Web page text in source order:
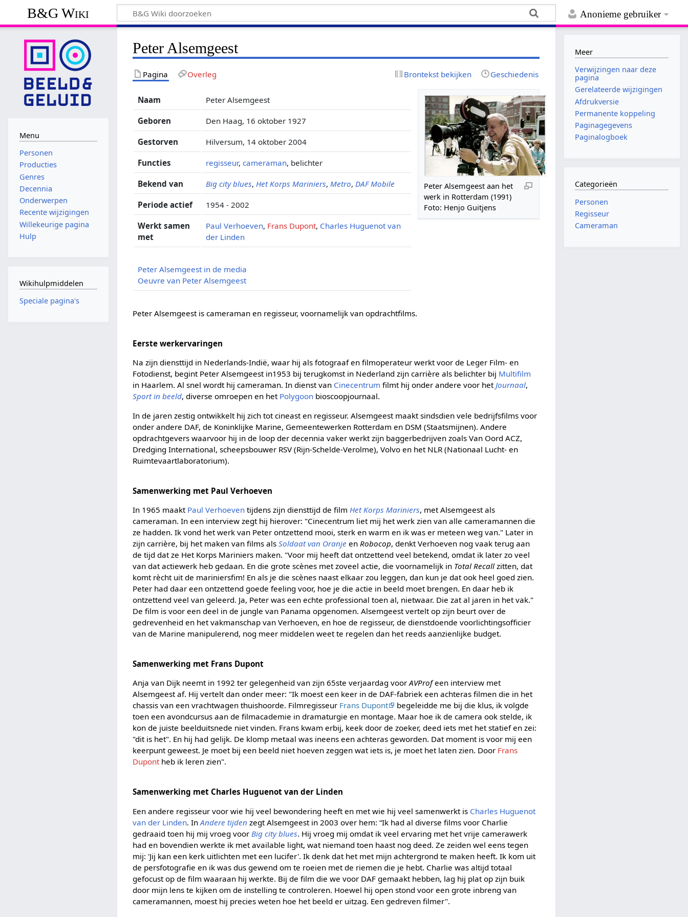
Anonieme gebruiker
B&G Wiki
Peter Alsemgeest
Pagina Overleg Brontekst bekijken Geschiedenis
Peter Alsemgeest aan het
werk in Rotterdam (1991)
Foto: Henjo Guitjens
Naam Peter Alsemgeest
Geboren Den Haag, 16 oktober 1927
Gestorven Hilversum, 14 oktober 2004
Functies regisseur,cameraman, belichter
Bekend van Big city blues, Het Korps Mariniers, Metro, DAF Mobile
Periode actief 1954 - 2002
Werkt samen
met
Paul Verhoeven, Frans Dupont, Charles Huguenot van
der Linden
Peter Alsemgeest in de media
Oeuvre van Peter Alsemgeest
Peter Alsemgeest is cameraman en regisseur, voornamelijk van opdrachtfilms.
Eerste werkervaringen
Na zijn diensttijd in Nederlands-Indië, waar hij als fotograaf en filmoperateur werkt voor de Leger Film- en
Fotodienst, begint Peter Alsemgeest in1953 bij terugkomst in Nederland zijn carrière als belichter bij Multifilm
in Haarlem. Al snel wordt hij cameraman. In dienst van Cinecentrum filmt hij onder andere voor hetJournaal,
Sport in beeld, diverse omroepen en het Polygoon bioscoopjournaal.
In de jaren zestig ontwikkelt hij zich tot cineast en regisseur. Alsemgeest maakt sindsdien vele bedrijfsfilms voor
onder andere DAF, de Koninklijke Marine, Gemeentewerken Rotterdam en DSM (Staatsmijnen). Andere
opdrachtgevers waarvoor hij in de loop der decennia vaker werkt zijn baggerbedrijven zoals Van Oord ACZ,
Dredging International, scheepsbouwer RSV (Rijn-Schelde-Verolme), Volvo en het NLR (Nationaal Lucht- en
Ruimtevaartlaboratorium).
Samenwerking met Paul Verhoeven
In 1965 maakt Paul Verhoeven tijdens zijn diensttijd de film Het Korps Mariniers, met Alsemgeest als
cameraman. In een interview zegt hij hierover: "Cinecentrum liet mij het werk zien van alle cameramannen die
ze hadden. Ik vond het werk van Peter ontzettend mooi, sterk en warm en ik was er meteen weg van." Later in
zijn carrière, bij het maken van films alsSoldaat van Oranje en Robocop, denkt Verhoeven nog vaak terug aan
de tijd dat ze Het Korps Mariniers maken. "Voor mij heeft dat ontzettend veel betekend, omdat ik later zo veel
van dat actiewerk heb gedaan. En die grote scènes met zoveel actie, die voornamelijk in Total Recall zitten, dat
komt rècht uit de mariniersfim! En als je die scènes naast elkaar zou leggen, dan kun je dat ook heel goed zien.
Peter had daar een ontzettend goede feeling voor, hoe je die actie in beeld moet brengen. En daar heb ik
ontzettend veel van geleerd. Ja, Peter was een echte professional toen al, nietwaar. Die zat al jaren in het vak."
De film is voor een deel in de jungle van Panama opgenomen. Alsemgeest vertelt op zijn beurt over de
gedrevenheid en het vakmanschap van Verhoeven, en hoe de regisseur, de dienstdoende voorlichtingsofficier
van de Marine manipulerend, nog meer middelen weet te regelen dan het reeds aanzienlijke budget.
Samenwerking met Frans Dupont
Anja van Dijk neemt in 1992 ter gelegenheid van zijn 65ste verjaardag voorAVProfeen interview met
Alsemgeest af. Hij vertelt dan onder meer: "Ik moest een keer in de DAF-fabriek een achteras filmen die in het
chassis van een vrachtwagen thuishoorde. Filmregisseur Frans Dupont
begeleidde me bij die klus, ik volgde
toen een avondcursus aan de filmacademie in dramaturgie en montage. Maar hoe ik de camera ook stelde, ik
kon de juiste beelduitsnede niet vinden. Frans kwam erbij, keek door de zoeker, deed iets met het statief en zei:
"dit is het". En hij had gelijk. De klomp metaal was ineens een achteras geworden. Dat moment is voor mij een
keerpunt geweest. Je moet bij een beeld niet hoeven zeggen wat iets is, je moet het laten zien. Door Frans
Dupontheb ik leren zien".
Samenwerking met Charles Huguenot van der Linden
Een andere regisseur voor wie hij veel bewondering heeft en met wie hij veel samenwerkt is Charles Huguenot
van der Linden. InAndere tijden zegt Alsemgeest in 2003 over hem: “Ik had al diverse films voor Charlie
gedraaid toen hij mij vroeg voor Big city blues. Hij vroeg mij omdat ik veel ervaring met het vrije camerawerk
had en bovendien werkte ik met available light, wat niemand toen haast nog deed. Ze zeiden wel eens tegen
mij: 'Jij kan een kerk uitlichten met een lucifer'. Ik denk dat het met mijn achtergrond te maken heeft. Ik kom uit
de persfotografie en ik was dus gewend om te roeien met de riemen die je hebt. Charlie was altijd totaal
gefocust op de film waaraan hij werkte. Bij de film die we voor DAF gemaakt hebben, lag hij plat op zijn buik
door mijn lens te kijken om de instelling te controleren. Hoewel hij open stond voor een grote inbreng van
cameramannen, moest hij precies weten hoe het beeld er uitzag. Een gedreven filmer".
Menu
Personen
Producties
Genres
Decennia
Onderwerpen
Recente wijzigingen
Willekeurige pagina
Hulp
Wikihulpmiddelen
Speciale pagina's
Meer
Verwijzingen naar deze
pagina
Gerelateerde wijzigingen
Afdrukversie
Permanente koppeling
Paginagegevens
Paginalogboek
Categorieën
Personen
Regisseur
Cameraman